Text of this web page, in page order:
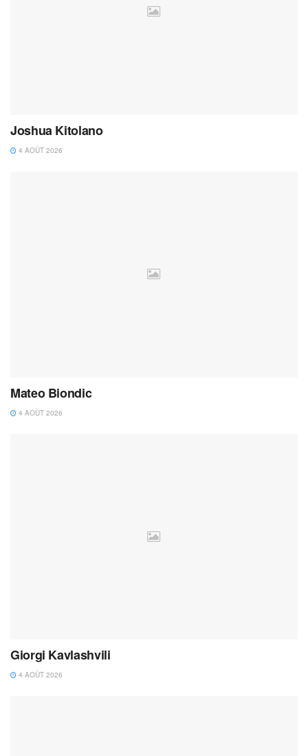
Joshua Kitolano
4 AOÛT 2026
Mateo Biondic
4 AOÛT 2026
Giorgi Kavlashvili
4 AOÛT 2026